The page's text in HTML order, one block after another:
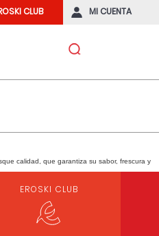
CLUB MI CUENTA
calidad, que garantiza su sabor, frescura y
EROSKI CLUB